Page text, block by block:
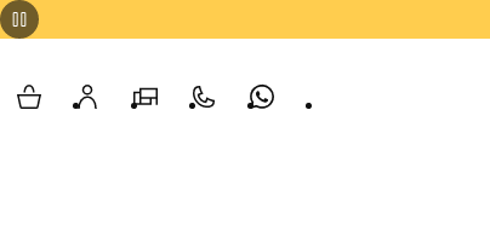
Whatsappצור קשרהסניפים שלנוהחשבון שלי